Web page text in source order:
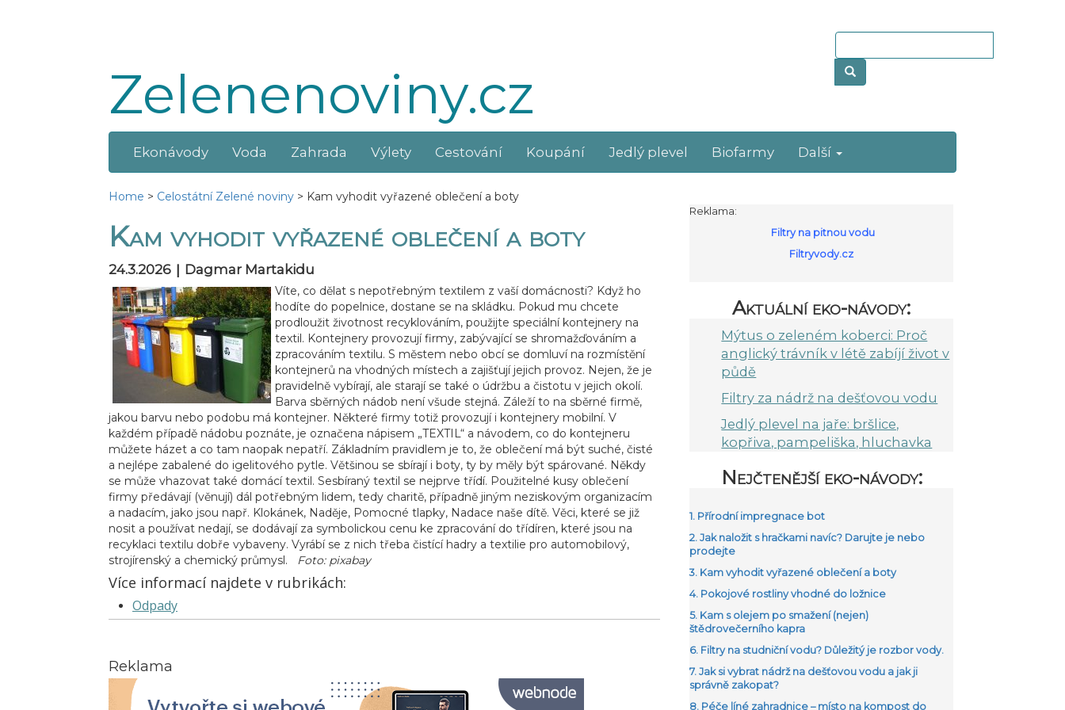
Zelenenoviny.cz
Ekonávody Voda Zahrada Výlety Cestování Koupání Jedlý plevel Biofarmy Další
Home > Celostátní Zelené noviny > Kam vyhodit vyřazené oblečení a boty
Kam vyhodit vyřazené oblečení a boty
24.3.2026 | Dagmar Martakidu
Víte, co dělat s nepotřebným textilem z vaší domácnosti? Když ho
hodíte do popelnice, dostane se na skládku. Pokud mu chcete
prodloužit životnost recyklováním, použijte speciální kontejnery na
textil. Kontejnery provozují firmy, zabývající se shromažďováním a
zpracováním textilu. S městem nebo obcí se domluví na rozmístění
kontejnerů na vhodných místech a zajišťují jejich provoz. Nejen, že je
pravidelně vybírají, ale starají se také o údržbu a čistotu v jejich okolí.
Barva sběrných nádob není všude stejná. Záleží to na sběrné firmě,
jakou barvu nebo podobu má kontejner. Některé firmy totiž provozují i kontejnery mobilní. V
každém případě nádobu poznáte, je označena nápisem „TEXTIL“ a návodem, co do kontejneru
můžete házet a co tam naopak nepatří. Základním pravidlem je to, že oblečení má být suché, čisté
a nejlépe zabalené do igelitového pytle. Většinou se sbírají i boty, ty by měly být spárované. Někdy
se může vhazovat také domácí textil. Sesbíraný textil se nejprve třídí. Použitelné kusy oblečení
firmy předávají (věnují) dál potřebným lidem, tedy charitě, případně jiným neziskovým organizacím
a nadacím, jako jsou např. Klokánek, Naděje, Pomocné tlapky, Nadace naše dítě. Věci, které se již
nosit a používat nedají, se dodávají za symbolickou cenu ke zpracování do třídíren, které jsou na
recyklaci textilu dobře vybaveny. Vyrábí se z nich třeba čistící hadry a textilie pro automobilový,
strojírenský a chemický průmysl. Foto: pixabay
Více informací najdete v rubrikách:
Odpady
Reklama
Reklama:
Filtry na pitnou vodu
Filtryvody.cz
Aktuální eko-návody:
Mýtus o zeleném koberci: Proč
anglický trávník v létě zabíjí život v
půdě
Filtry za nádrž na dešťovou vodu
Jedlý plevel na jaře: bršlice,
kopřiva, pampeliška, hluchavka
Nejčtenější eko-návody:
1. Přírodní impregnace bot
2. Jak naložit s hračkami navíc? Darujte je nebo
prodejte
3. Kam vyhodit vyřazené oblečení a boty
4. Pokojové rostliny vhodné do ložnice
5. Kam s olejem po smažení (nejen)
štědrovečerního kapra
6. Filtry na studniční vodu? Důležitý je rozbor vody.
7. Jak si vybrat nádrž na dešťovou vodu a jak ji
správně zakopat?
8. Péče líné zahradnice – místo na kompost do